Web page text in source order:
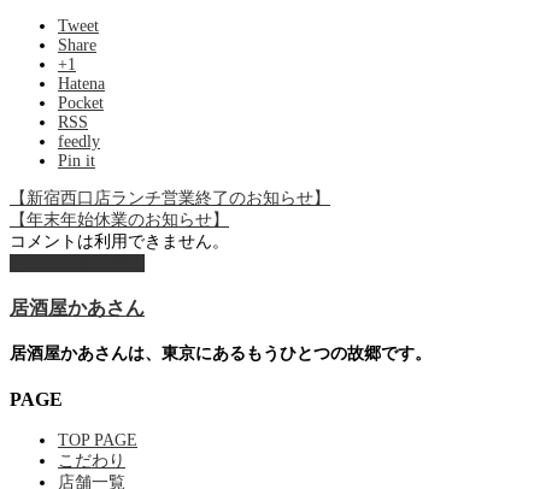
Tweet
Share
+1
Hatena
Pocket
RSS
feedly
Pin it
【新宿西口店ランチ営業終了のお知らせ】
【年末年始休業のお知らせ】
コメントは利用できません。
居酒屋かあさん
居酒屋かあさんは、東京にあるもうひとつの故郷です。
PAGE
TOP PAGE
こだわり
店舗一覧